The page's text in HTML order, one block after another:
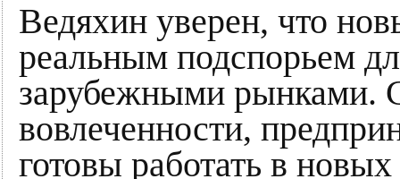
Ведяхин уверен, что
реальным подспорьем
зарубежными рынками.
вовлеченности,
готовы работать в